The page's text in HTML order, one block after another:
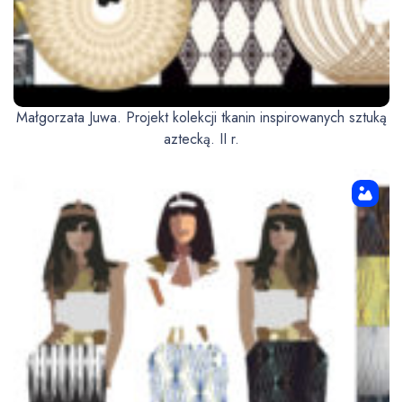
Małgorzata Juwa. Projekt kolekcji tkanin inspirowanych sztuką
aztecką. II r.